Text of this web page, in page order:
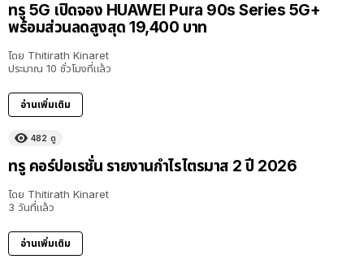
ทรู 5G เปิดจอง HUAWEI Pura 90s Series 5G+
พร้อมส่วนลดสูงสุด 19,400 บาท
โดย Thitirath Kinaret
ประมาณ 10 ชั่วโมงที่แล้ว
อ่านเพิ่มเติม
482 ดู
ทรู คอร์ปอเรชั่น รายงานกำไรไตรมาส 2 ปี 2026
โดย Thitirath Kinaret
3 วันที่แล้ว
อ่านเพิ่มเติม